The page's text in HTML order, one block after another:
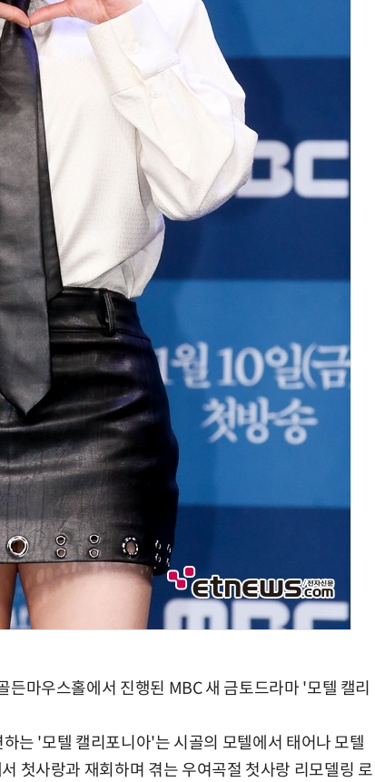
마우스홀에서 진행된 MBC 새 금토드라마 '모텔 캘리
는 '모텔 캘리포니아'는 시골의 모텔에서 태어나 모텔
첫사랑과 재회하며 겪는 우여곡절 첫사랑 리모델링 로